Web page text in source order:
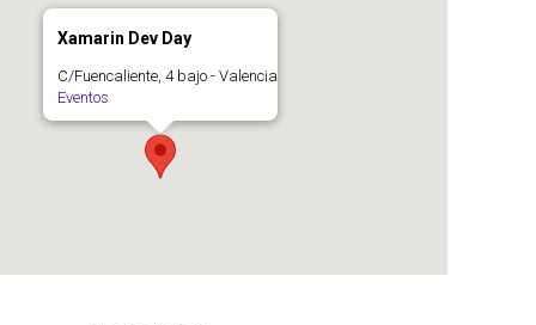
Xamarin Dev Day
C/Fuencaliente, 4 bajo - Valencia
Eventos